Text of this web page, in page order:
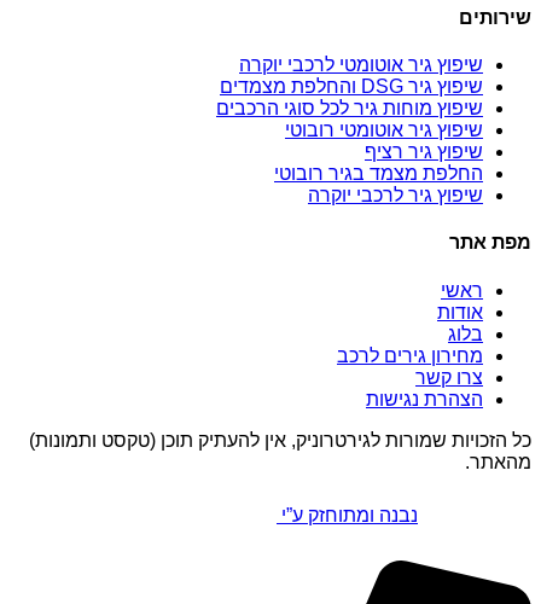
שירותים
שיפוץ גיר אוטומטי לרכבי יוקרה
שיפוץ גיר DSG והחלפת מצמדים
שיפוץ מוחות גיר לכל סוגי הרכבים
שיפוץ גיר אוטומטי רובוטי
שיפוץ גיר רציף
החלפת מצמד בגיר רובוטי
שיפוץ גיר לרכבי יוקרה
מפת אתר
ראשי
אודות
בלוג
מחירון גירים לרכב
צרו קשר
הצהרת נגישות
כל הזכויות שמורות לגירטרוניק, אין להעתיק תוכן (טקסט ותמונות)
מהאתר.
נבנה ומתוחזק ע”י